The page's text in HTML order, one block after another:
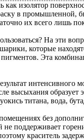
как изолятор
в промышленной,
их всего лишь
На эти
которые
Эта
интенсивного
высыхания
титана, вода,
без
поддерживает
краситель